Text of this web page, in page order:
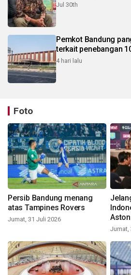
Jul 30th
Pemkot Bandung
terkait penebangan
4 hari lalu
Foto
Persib Bandung menang
atas Tampines Rovers
Jumat, 31 Juli 2026
Jumat,